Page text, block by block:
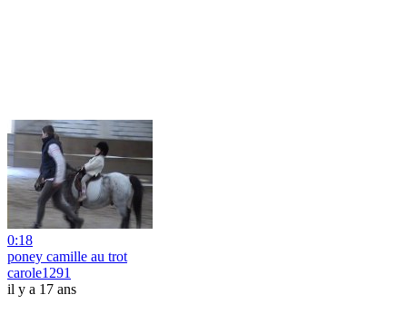
0:18
poney camille au trot
carole1291
il y a 17 ans